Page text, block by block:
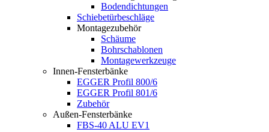
Bodendichtungen
Schiebetürbeschläge
Montagezubehör
Schäume
Bohrschablonen
Montagewerkzeuge
Innen-Fensterbänke
EGGER Profil 800/6
EGGER Profil 801/6
Zubehör
Außen-Fensterbänke
FBS-40 ALU EV1